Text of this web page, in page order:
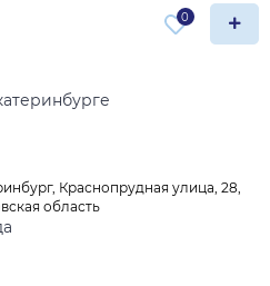
0
Краснопрудная улица, 28,
область